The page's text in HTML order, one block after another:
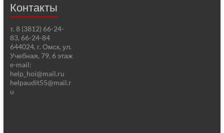
Контакты
т. 8 (3812) 66-24-
83, 66-24-84
644024, г. Омск, ул.
Учебная, 79, 6 этаж
e-mail:
help_hoi@mail.ru
helpaudit55@mail.r
u